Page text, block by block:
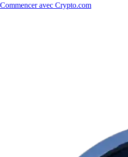
Commencer avec Crypto.com